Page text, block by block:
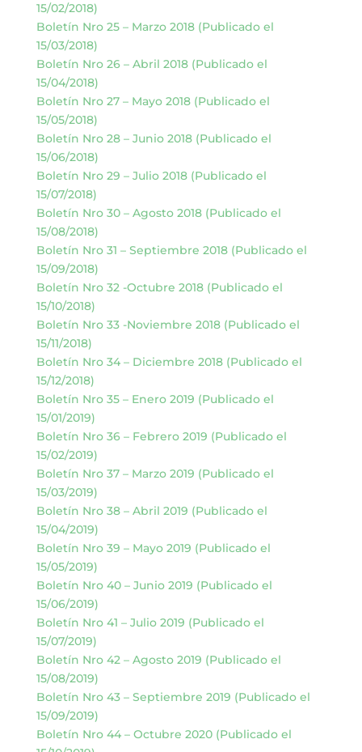
15/02/2018)
Boletín Nro 25 – Marzo 2018 (Publicado el
15/03/2018)
Boletín Nro 26 – Abril 2018 (Publicado el
15/04/2018)
Boletín Nro 27 – Mayo 2018 (Publicado el
15/05/2018)
Boletín Nro 28 – Junio 2018 (Publicado el
15/06/2018)
Boletín Nro 29 – Julio 2018 (Publicado el
15/07/2018)
Boletín Nro 30 – Agosto 2018 (Publicado el
15/08/2018)
Boletín Nro 31 – Septiembre 2018 (Publicado el
15/09/2018)
Boletín Nro 32 -Octubre 2018 (Publicado el
15/10/2018)
Boletín Nro 33 -Noviembre 2018 (Publicado el
15/11/2018)
Boletín Nro 34 – Diciembre 2018 (Publicado el
15/12/2018)
Boletín Nro 35 – Enero 2019 (Publicado el
15/01/2019)
Boletín Nro 36 – Febrero 2019 (Publicado el
15/02/2019)
Boletín Nro 37 – Marzo 2019 (Publicado el
15/03/2019)
Boletín Nro 38 – Abril 2019 (Publicado el
15/04/2019)
Boletín Nro 39 – Mayo 2019 (Publicado el
15/05/2019)
Boletín Nro 40 – Junio 2019 (Publicado el
15/06/2019)
Boletín Nro 41 – Julio 2019 (Publicado el
15/07/2019)
Boletín Nro 42 – Agosto 2019 (Publicado el
15/08/2019)
Boletín Nro 43 – Septiembre 2019 (Publicado el
15/09/2019)
Boletín Nro 44 – Octubre 2020 (Publicado el